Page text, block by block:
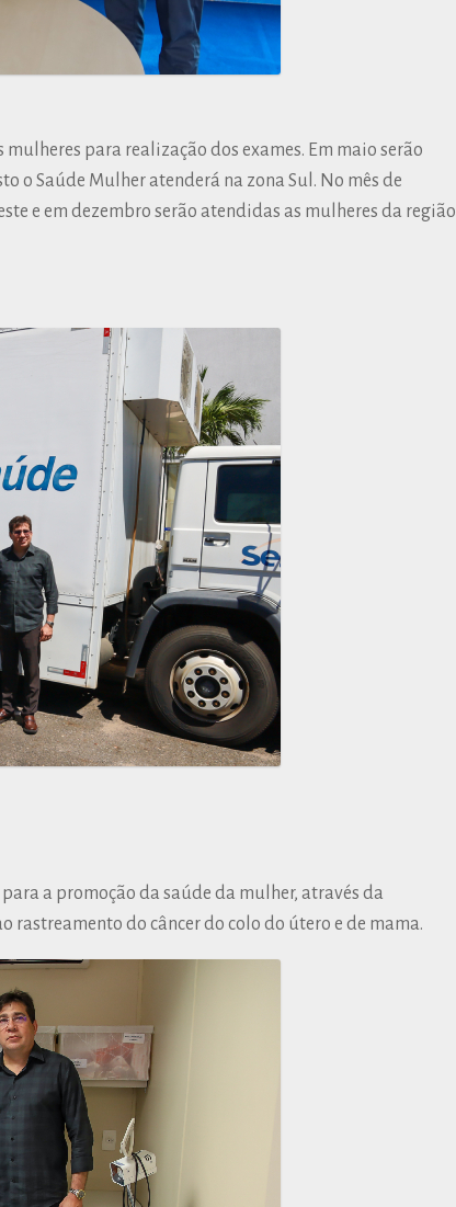
para realização dos exames. Em maio serão
o Saúde Mulher atenderá na zona Sul. No mês de
e em dezembro serão atendidas as mulheres da região
a promoção da saúde da mulher, através da
do câncer do colo do útero e de mama.